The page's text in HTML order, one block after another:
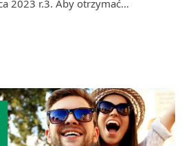
2023 r.3. Aby otrzymać…